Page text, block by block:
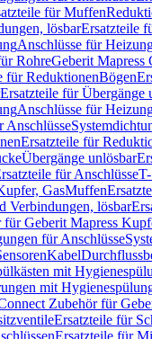
für Muffen
lösbarErsatzteile
Anschlüsse für
RohreGeberit Mapress
für ReduktionenBögen
Ersatzteile für Übergänge
Anschlüsse für
Anschlüsse
Ersatzteile für
Übergänge unlösbar
für Anschlüsse
GasMuffen
Verbindungen, lösbar
Geberit Mapress
für Anschlüsse
Kabel
mit
mit
Zubehör für
Ersatzteile für
Ersatzteile für